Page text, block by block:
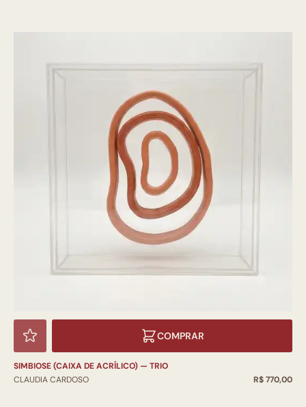
COMPRAR
SIMBIOSE (CAIXA DE ACRÍLICO) — TRIO
CLAUDIA CARDOSO
R$ 770,00